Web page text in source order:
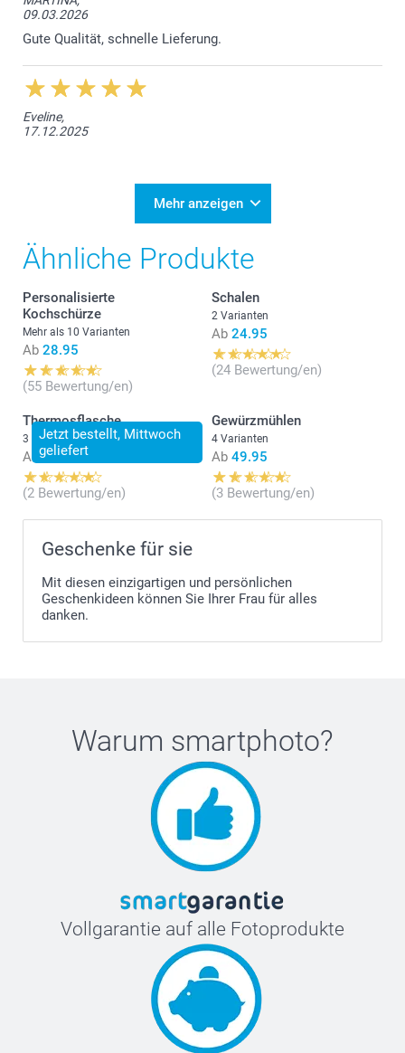
09.03.2026
Gute Qualität, schnelle Lieferung.
Eveline,
17.12.2025
Mehr anzeigen
Ähnliche Produkte
Personalisierte
Kochschürze
Mehr als 10 Varianten
Ab 28.95
(55 Bewertung/en)
Schalen
2 Varianten
Ab 24.95
(24 Bewertung/en)
Jetzt bestellt, Mittwoch
geliefert
Thermosflasche
3 Varianten
Ab 24.95
(2 Bewertung/en)
Gewürzmühlen
4 Varianten
Ab 49.95
(3 Bewertung/en)
Geschenke für sie
Mit diesen einzigartigen und persönlichen
Geschenkideen können Sie Ihrer Frau für alles
danken.
Warum smartphoto?
Vollgarantie auf alle Fotoprodukte